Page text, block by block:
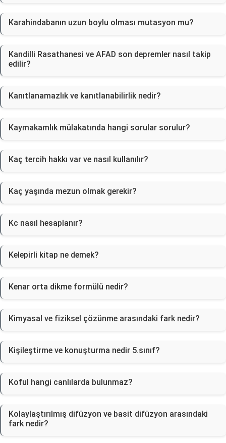
Karahindabanın uzun boylu olması mutasyon mu?
Kandilli Rasathanesi ve AFAD son depremler nasıl takip
edilir?
Kanıtlanamazlık ve kanıtlanabilirlik nedir?
Kaymakamlık mülakatında hangi sorular sorulur?
Kaç tercih hakkı var ve nasıl kullanılır?
Kaç yaşında mezun olmak gerekir?
Kc nasıl hesaplanır?
Kelepirli kitap ne demek?
Kenar orta dikme formülü nedir?
Kimyasal ve fiziksel çözünme arasındaki fark nedir?
Kişileştirme ve konuşturma nedir 5.sınıf?
Koful hangi canlılarda bulunmaz?
Kolaylaştırılmış difüzyon ve basit difüzyon arasındaki
fark nedir?